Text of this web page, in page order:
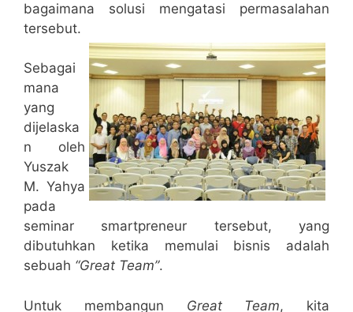
bagaimana solusi mengatasi permasalahan
tersebut.
Sebagai
mana
yang
dijelaska
n oleh
Yuszak
M. Yahya
pada
seminar smartpreneur tersebut, yang
dibutuhkan ketika memulai bisnis adalah
sebuah “Great Team”.
Untuk membangun Great Team, kita